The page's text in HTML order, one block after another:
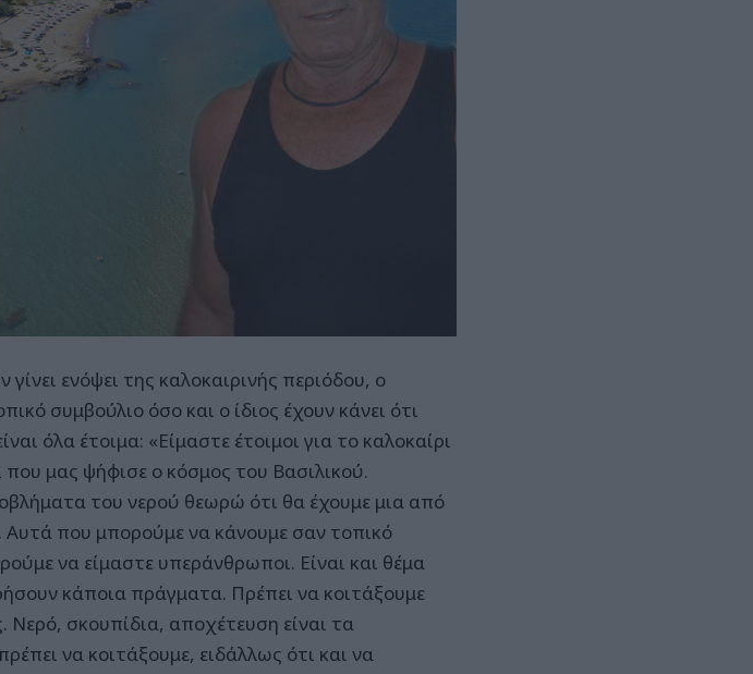
γίνει ενόψει της καλοκαιρινής περιόδου, ο
συμβούλιο όσο και ο ίδιος έχουν κάνει ότι
όλα έτοιμα: «Είμαστε έτοιμοι για το καλοκαίρι
μας ψήφισε ο κόσμος του Βασιλικού.
του νερού θεωρώ ότι θα έχουμε μια από
Αυτά που μπορούμε να κάνουμε σαν τοπικό
να είμαστε υπεράνθρωποι. Είναι και θέμα
κάποια πράγματα. Πρέπει να κοιτάξουμε
σκουπίδια, αποχέτευση είναι τα
να κοιτάξουμε, ειδάλλως ότι και να